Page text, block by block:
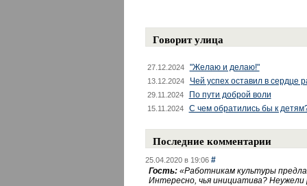
Говорит улица
27.12.2024 "Желаю и делаю!"
13.12.2024 Чей успех оставил в сердце
29.11.2024 По пути доброй воли
15.11.2024 С чем обратились бы к
Последние комментарии
25.04.2020 в 19:06 #
Гость: «Работникам культуры
Интересно, чья инициатива?